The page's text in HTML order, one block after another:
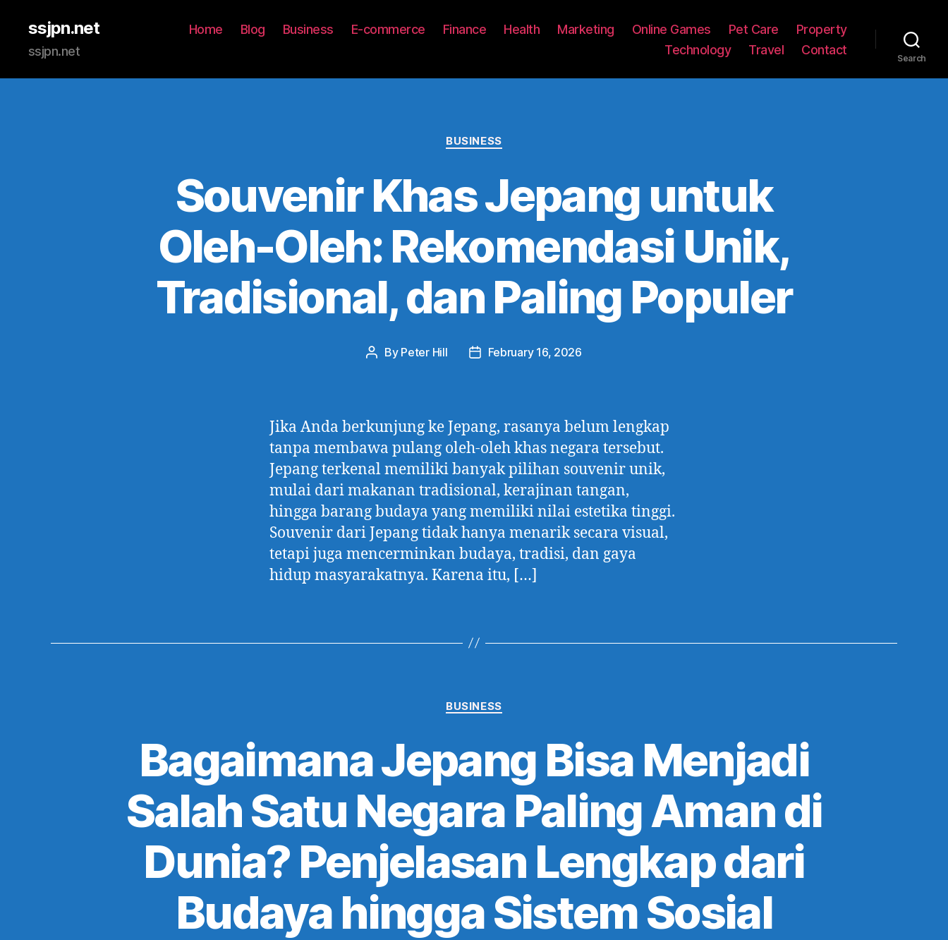
ssjpn.net
ssjpn.net
Home Blog Business E-commerce Finance Health Marketing Online Games Pet Care
Property
Technology
Travel Contact
Search
Categories
BUSINESS
Souvenir Khas Jepang untuk
Oleh-Oleh: Rekomendasi Unik,
Tradisional, dan Paling Populer
Post
By Peter Hill
PostFebruary 16, 2026
Jika Anda berkunjung ke Jepang, rasanya belum lengkap
tanpa membawa pulang oleh-oleh khas negara tersebut.
Jepang terkenal memiliki banyak pilihan souvenir unik,
mulai dari makanan tradisional, kerajinan tangan,
hingga barang budaya yang memiliki nilai estetika tinggi.
Souvenir dari Jepang tidak hanya menarik secara visual,
tetapi juga mencerminkan budaya, tradisi, dan gaya
hidup masyarakatnya. Karena itu, […]
Categories
BUSINESS
Bagaimana Jepang Bisa Menjadi
Salah Satu Negara Paling Aman di
Dunia? Penjelasan Lengkap dari
Budaya hingga Sistem Sosial